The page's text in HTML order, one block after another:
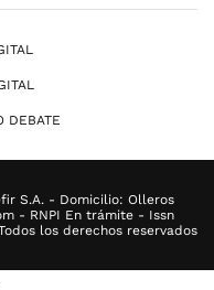
DEBATE
S.A. - Domicilio: Olleros
- RNPI En trámite - Issn
los derechos reservados